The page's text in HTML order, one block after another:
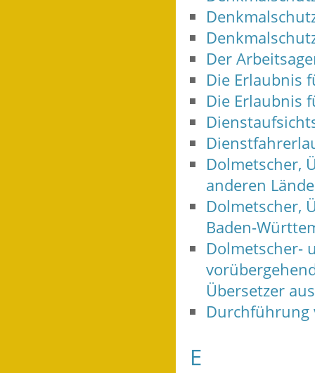
Der
Die Erlaubnis
Die Erlaubnis
Dolmetscher,
anderen
Dolmetscher,
Baden-
Dolmetscher-
Übersetzer
Durchführung
E